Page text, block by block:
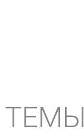
ТЕМЫ